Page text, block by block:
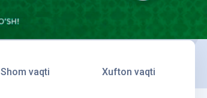
Shom vaqti Xufton vaqti